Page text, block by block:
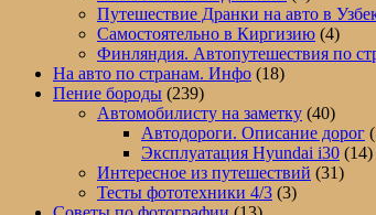
Путешествие Дранки на авто в
Самостоятельно в Киргизию (4)
Финляндия. Автопутешествия по
На авто по странам. Инфо (18)
Пение бороды (239)
Автомобилисту на заметку (40)
Автодороги. Описание дорог
Эксплуатация Hyundai i30 (14)
Интересное из путешествий (31)
Тесты фототехники 4/3 (3)